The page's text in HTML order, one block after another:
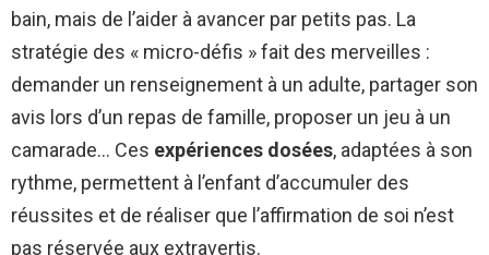
bain, mais de l’aider à avancer par petits pas. La
stratégie des « micro-défis » fait des merveilles :
demander un renseignement à un adulte, partager son
avis lors d’un repas de famille, proposer un jeu à un
camarade… Ces expériences dosées, adaptées à son
rythme, permettent à l’enfant d’accumuler des
réussites et de réaliser que l’affirmation de soi n’est
pas réservée aux extravertis.